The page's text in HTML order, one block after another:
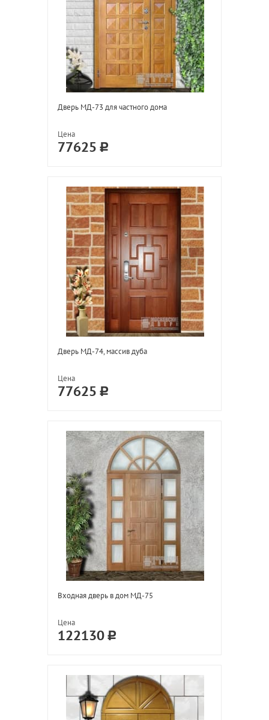
Дверь МД-73 для частного дома
Цена
77625
Дверь МД-74, массив дуба
Цена
77625
Входная дверь в дом МД-75
Цена
122130